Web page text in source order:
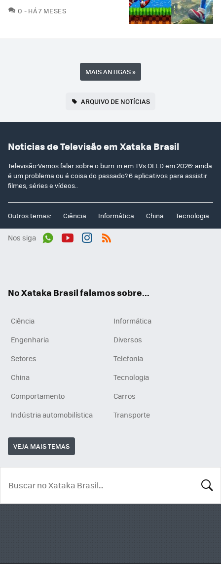
0 COMENTÁRIOS
HÁ 7 MESES
MAIS ANTIGAS»
ARQUIVO DE NOTÍCIAS
Noticias de Televisão em Xataka Brasil
Televisão:Vamos falar sobre o burn-in em TVs OLED em 2026: ainda
é um problema ou é coisa do passado?.6 aplicativos para assistir
filmes, séries e vídeos..
Outros temas: Ciência Informática China Tecnologia
Nos siga
No Xataka Brasil falamos sobre...
Ciência
Informática
Engenharia
Diversos
Setores
Telefonia
China
Tecnologia
Comportamento
Carros
Indústria automobilística
Transporte
VEJA MAIS TEMAS